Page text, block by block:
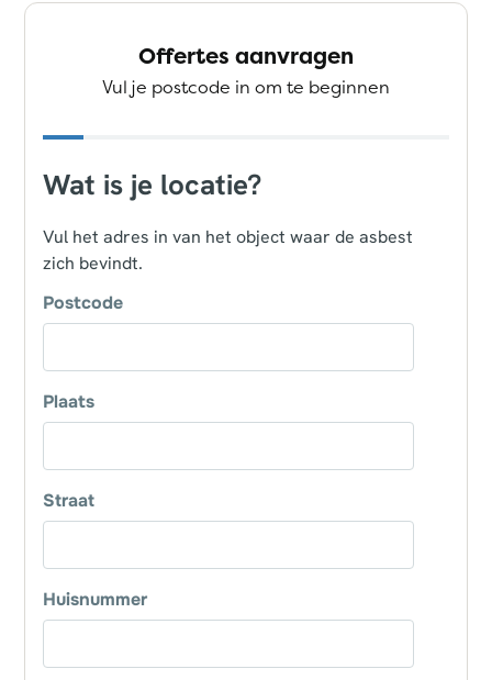
Offertes aanvragen
Vul je postcode in om te beginnen